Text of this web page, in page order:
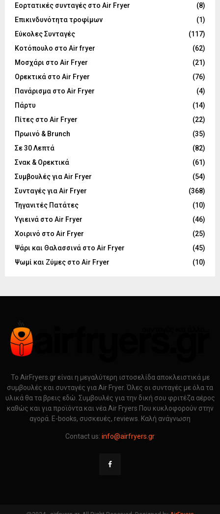
Εορτατικές συνταγές στο Air Fryer
(8)
Επικινδυνότητα τροφίμων
(1)
Εύκολες Συνταγές
(117)
Κοτόπουλο στο Air fryer
(62)
Μοσχάρι στο Air Fryer
(21)
Ορεκτικά στο Air Fryer
(76)
Πανάρισμα στο Air Fryer
(4)
Πάρτυ
(14)
Πίτες στο Air Fryer
(22)
Πρωινό & Brunch
(35)
Σε 30 Λεπτά
(82)
Σνακ & Ορεκτικά
(61)
Συμβουλές για Air Fryer
(54)
Συνταγές για Air Fryer
(368)
Τηγανιτές Πατάτες
(10)
Υγιεινά στο Air Fryer
(46)
Χοιρινό στο Air Fryer
(25)
Ψάρι και Θαλασσινά στο Air Fryer
(45)
Ψωμί και Ζύμες στο Air Fryer
(10)
Το AirFryers.gr είναι η μεγαλύτερη ιστοσελίδα αποκλειστικά με
συμβουλές και συνταγές για Air Fryer. Όλες οι συνταγές με όλα τα
υλικά θα τα βρεις εδώ. Συμβουλές για την δική σου φριτέζα αέρος
καθώς και για προϊόντα και νέα Air Fryers Που κυκλοφορούν στην
αγορά. E-books, συσκευές, reviews. Καλή ανάγνωση
Contact us: info@airfryers.gr